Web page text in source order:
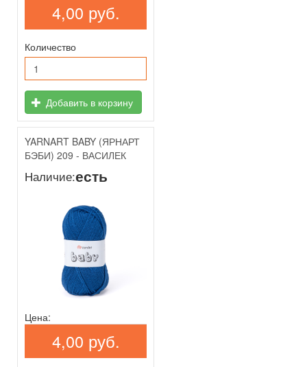
4,00 руб.
Количество
Добавить в корзину
YARNART BABY (ЯРНАРТ
БЭБИ) 209 - ВАСИЛЕК
Наличие:есть
Цена:
4,00 руб.